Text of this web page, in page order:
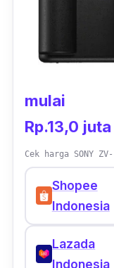
mulai
Rp.13,0 juta
Cek harga SONY
Shopee
Indonesia
Lazada
Indonesia